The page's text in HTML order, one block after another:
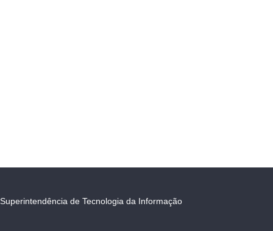
Superintendência de Tecnologia da Informação